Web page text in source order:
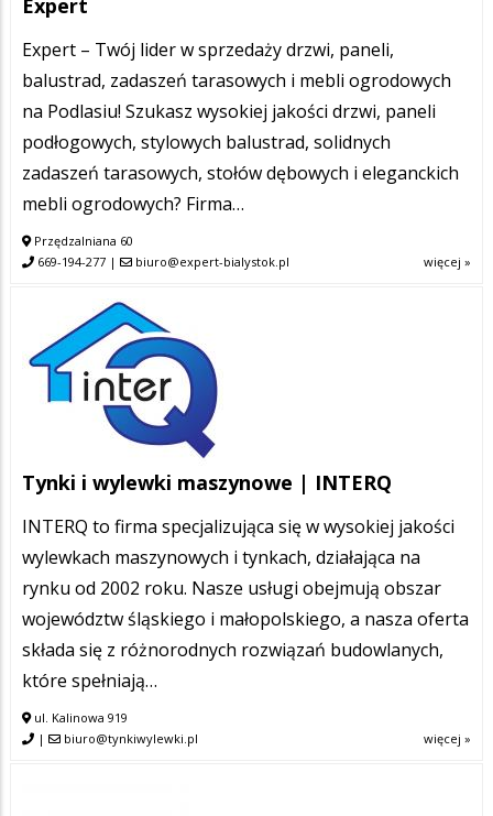
Expert
Expert – Twój lider w sprzedaży drzwi, paneli,
balustrad, zadaszeń tarasowych i mebli ogrodowych
na Podlasiu! Szukasz wysokiej jakości drzwi, paneli
podłogowych, stylowych balustrad, solidnych
zadaszeń tarasowych, stołów dębowych i eleganckich
mebli ogrodowych? Firma…
Przędzalniana 60
669-194-277 | biuro@expert-bialystok.pl więcej »
Tynki i wylewki maszynowe | INTERQ
INTERQ to firma specjalizująca się w wysokiej jakości
wylewkach maszynowych i tynkach, działająca na
rynku od 2002 roku. Nasze usługi obejmują obszar
województw śląskiego i małopolskiego, a nasza oferta
składa się z różnorodnych rozwiązań budowlanych,
które spełniają…
ul. Kalinowa 919
|
biuro@tynkiwylewki.pl więcej »